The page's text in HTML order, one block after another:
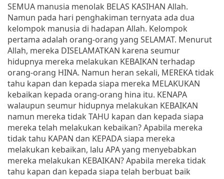
SEMUA manusia menolak BELAS KASIHAN Allah.
Namun pada hari penghakiman ternyata ada dua
kelompok manusia di hadapan Allah. Kelompok
pertama adalah orang-orang yang SELAMAT. Menurut
Allah, mereka DISELAMATKAN karena seumur
hidupnya mereka melakukan KEBAIKAN terhadap
orang-orang HINA. Namun heran sekali, MEREKA tidak
tahu kapan dan kepada siapa mereka MELAKUKAN
kebaikan kepada orang-orang hina itu. KENAPA
walaupun seumur hidupnya melakukan KEBAIKAN
namun mereka tidak TAHU kapan dan kepada siapa
mereka telah melakukan kebaikan? Apabila mereka
tidak tahu KAPAN dan KEPADA siapa mereka
melakukan kebaikan, lalu APA yang menyebabkan
mereka melakukan KEBAIKAN? Apabila mereka tidak
tahu kapan dan kepada siapa telah berbuat baik